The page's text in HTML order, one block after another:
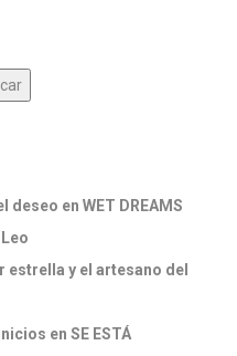
deseo en WET DREAMS
y el artesano del
en SE ESTÁ